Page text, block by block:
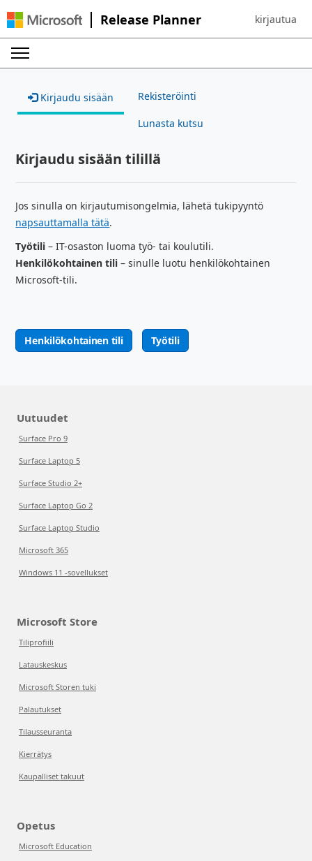
Release Planner Sign in to
kirjautua
Kirjaudu sisään Rekisteröinti
Lunasta kutsu
Kirjaudu sisään tilillä
Jos sinulla on kirjautumisongelmia, lähetä tukipyyntö
napsauttamalla tätä.
Työtili – IT-osaston luoma työ- tai koulutili.
Henkilökohtainen tili – sinulle luotu henkilökohtainen
Microsoft-tili.
Henkilökohtainen tili Työtili
Uutuudet
Surface Pro 9
Surface Laptop 5
Surface Studio 2+
Surface Laptop Go 2
Surface Laptop Studio
Microsoft 365
Windows 11 -sovellukset
Microsoft Store
Tiliprofiili
Latauskeskus
Microsoft Storen tuki
Palautukset
Tilausseuranta
Kierrätys
Kaupalliset takuut
Opetus
Microsoft Education